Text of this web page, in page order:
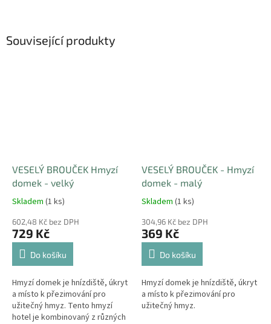
Související produkty
VESELÝ BROUČEK Hmyzí
domek - velký
Skladem (1 ks)
602,48 Kč bez DPH
729 Kč
Do košíku
Hmyzí domek je hnízdiště, úkryt
a místo k přezimování pro
užitečný hmyz. Tento hmyzí
hotel je kombinovaný z různých
VESELÝ BROUČEK - Hmyzí
domek - malý
Skladem (1 ks)
304,96 Kč bez DPH
369 Kč
Do košíku
Hmyzí domek je hnízdiště, úkryt
a místo k přezimování pro
užitečný hmyz.